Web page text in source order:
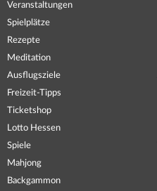
Veranstaltungen
Spielplätze
Rezepte
Meditation
Ausflugsziele
Freizeit-Tipps
Ticketshop
Lotto Hessen
Spiele
Mahjong
Backgammon